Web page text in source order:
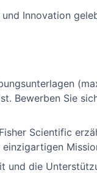
Innovation
Bewerben Sie
Scientific
einzigartigen
und die